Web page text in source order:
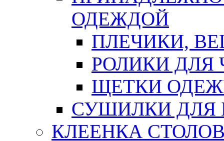
ОДЕЖДОЙ
ПЛЕЧИКИ,
РОЛИКИ ДЛЯ
ЩЕТКИ
СУШИЛКИ ДЛЯ
КЛЕЕНКА